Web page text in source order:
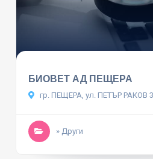
БИОВЕТ АД ПЕЩЕРА
гр. ПЕЩЕРА, ул. ПЕТЪР РАКОВ
» Други